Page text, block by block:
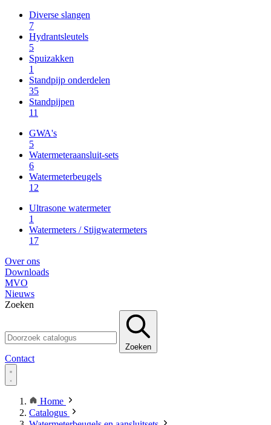
Diverse slangen
7
Hydrantsleutels
5
Spuizakken
1
Standpijp onderdelen
35
Standpijpen
11
GWA's
5
Watermeteraansluit-sets
6
Watermeterbeugels
12
Ultrasone watermeter
1
Watermeters / Stijgwatermeters
17
Over ons
Downloads
MVO
Nieuws
Zoeken
Zoeken
Contact
Home
Catalogus